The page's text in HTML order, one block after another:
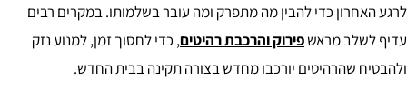
לרגע האחרון כדי להבין מה מתפרק ומה עובר בשלמותו. במקרים רבים
עדיף לשלב מראשפירוק והרכבת רהיטים, כדי לחסוך זמן, למנוע נזק
ולהבטיח שהרהיטים יורכבו מחדש בצורה תקינה בבית החדש.